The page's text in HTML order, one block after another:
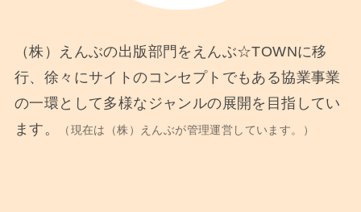
（株）えんぶの出版部門をえんぶ☆TOWNに移
行、徐々にサイトのコンセプトでもある協業事業
の一環として多様なジャンルの展開を目指してい
ます。
（現在は（株）えんぶが管理運営しています。）